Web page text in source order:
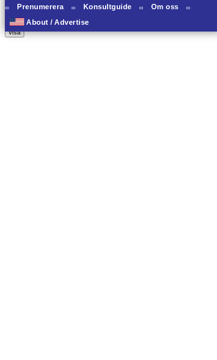
⏛
Prenumerera ⏛ Konsultguide ⏛ Om oss
⏛
About / Advertise
10 banners varav 10 har onclick.